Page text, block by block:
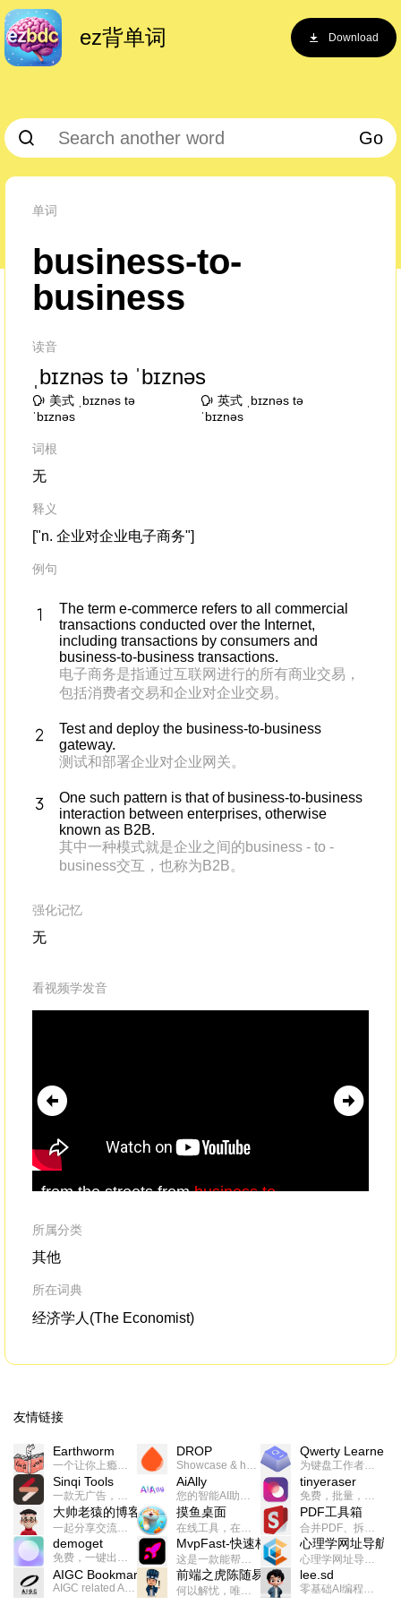
ez背单词 Download
Go
单词
business-to-
business
读音
ˌbɪznəs tə ˈbɪznəs
美式 ˌbɪznəs tə
ˈbɪznəs
英式 ˌbɪznəs tə
ˈbɪznəs
词根
无
释义
["n. 企业对企业电子商务"]
例句
The term e-commerce refers to all commercial
transactions conducted over the Internet,
including transactions by consumers and
business-to-business transactions.
电子商务是指通过互联网进行的所有商业交易，
包括消费者交易和企业对企业交易。
Test and deploy the business-to-business
gateway.
测试和部署企业对企业网关。
One such pattern is that of business-to-business
interaction between enterprises, otherwise
known as B2B.
其中一种模式就是企业之间的business - to -
business交互，也称为B2B。
强化记忆
无
看视频学发音
from the streets,frombusiness to
to bring the material back to us,
所属分类
其他
所在词典
经济学人(The Economist)
友情链接
Earthworm DROP Qwerty Learner
为键盘工作者设计的单词与肌肉记忆锻炼软件
Sinqi Tools AiAlly tinyeraser
大帅老猿的博客 摸鱼桌面 PDF工具箱
合并PDF、拆分PDF、旋转PDF、裁剪PDF、转换PDF、加密PDF、解密PDF、PDF加水印等多种PDF处理功能
demoget MvpFast-快速构建网站应用
这是一款能帮助你快速构建个人网站的应用，使用最新的前端技术栈，集成登录、鉴权、手机、邮箱、数据库、博客、文章、支付等等网站所需要的功能，你只需要花几个小时开发你的核心功能就可以上线，一次购买，永久拥有
心理学网址导航
AIGC Bookmarks 前端之虎陈随易 lee.sd